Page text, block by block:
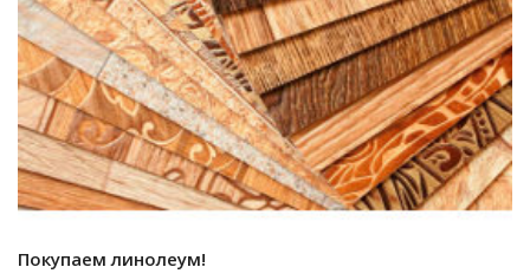
Покупаем линолеум!